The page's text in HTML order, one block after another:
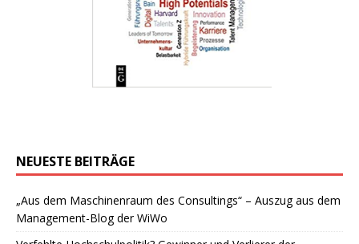
NEUESTE BEITRÄGE
„Aus dem Maschinenraum des Consultings“ – Auszug aus dem
Management-Blog der WiWo